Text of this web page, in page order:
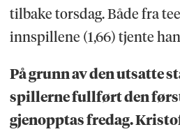
tilbake torsdag. Både fra
innspillene (1,66) tjente
På grunn av den utsatte
spillerne fullført den
gjenopptas fredag.